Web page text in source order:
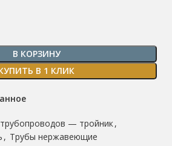
В КОРЗИНУ
В 1 КЛИК
— тройник,
, Трубы нержавеющие